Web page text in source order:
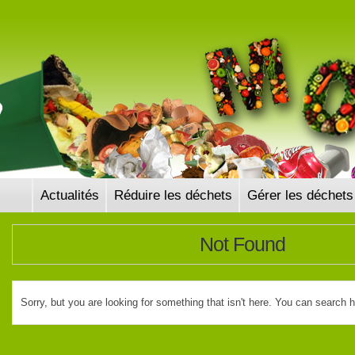
Actualités Réduire les déchets Gérer les déchets
Not Found
Sorry, but you are looking for something that isn't here. You can search